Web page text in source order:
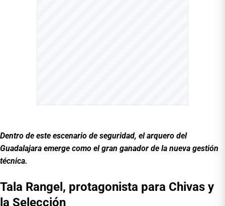
Dentro de este escenario de seguridad, el arquero del
Guadalajara emerge como el gran ganador de la nueva gestión
técnica.
Tala Rangel, protagonista para Chivas y
la Selección